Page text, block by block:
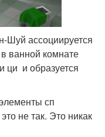
Шуй ассоциируется
ванной комнате
ци и образуется
сп
не так. Это никак